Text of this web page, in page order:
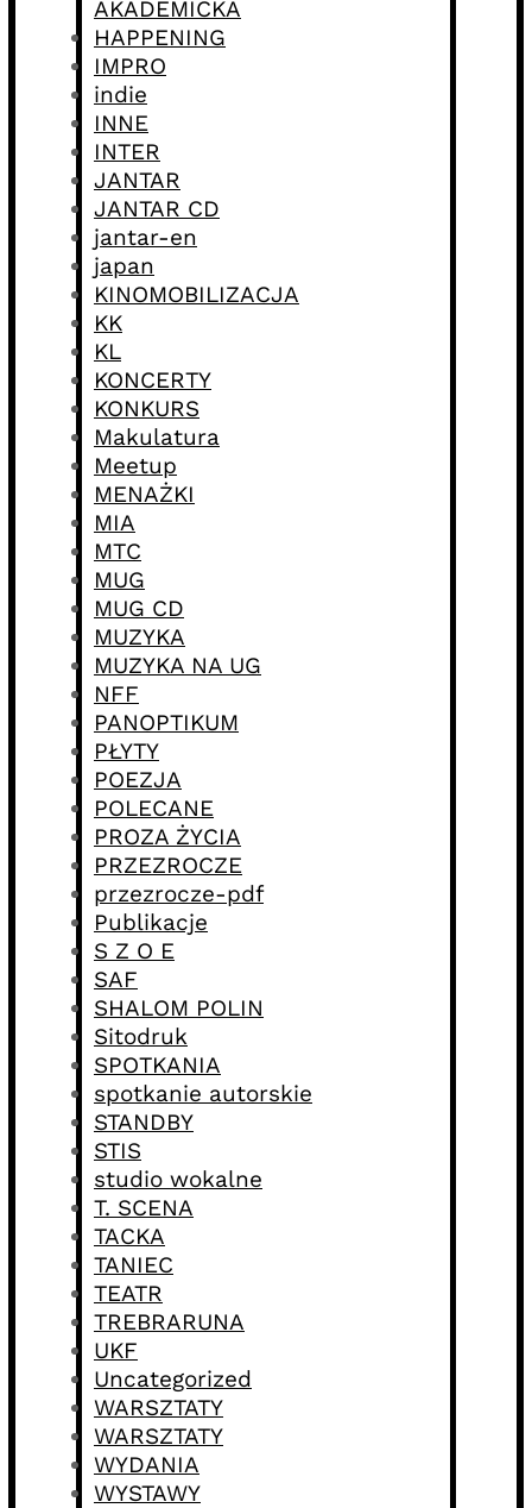
AKADEMICKA
HAPPENING
IMPRO
indie
INNE
INTER
JANTAR
JANTAR CD
jantar-en
japan
KINOMOBILIZACJA
KK
KL
KONCERTY
KONKURS
Makulatura
Meetup
MENAŻKI
MIA
MTC
MUG
MUG CD
MUZYKA
MUZYKA NA UG
NFF
PANOPTIKUM
PŁYTY
POEZJA
POLECANE
PROZA ŻYCIA
PRZEZROCZE
przezrocze-pdf
Publikacje
S Z O E
SAF
SHALOM POLIN
Sitodruk
SPOTKANIA
spotkanie autorskie
STANDBY
STIS
studio wokalne
T. SCENA
TACKA
TANIEC
TEATR
TREBRARUNA
UKF
Uncategorized
WARSZTATY
WARSZTATY
WYDANIA
WYSTAWY